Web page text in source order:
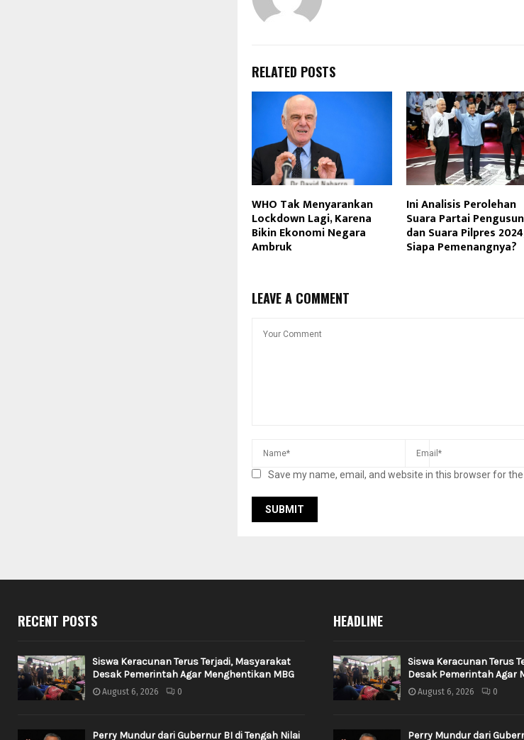
RELATED POSTS
WHO Tak Menyarankan
Lockdown Lagi, Karena
Bikin Ekonomi Negara
Ambruk
Ini Analisis Perolehan
Suara Partai
dan Suara Pilpres
Siapa Pemenangnya?
LEAVE A COMMENT
Save my name, email, and website in this browser for
RECENT POSTS
Siswa Keracunan Terus Terjadi, Masyarakat
Desak Pemerintah Agar Menghentikan MBG
August 6, 2026 0
Perry Mundur dari Gubernur BI di Tengah Nilai
HEADLINE
Siswa Keracunan Terus
Desak Pemerintah Agar
August 6, 2026 0
Perry Mundur dari